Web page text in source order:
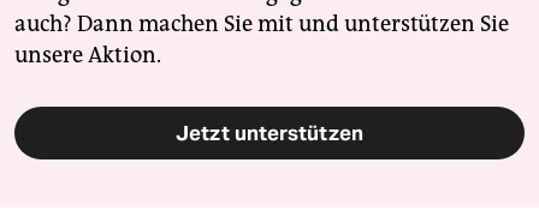
auch? Dann machen Sie mit und unterstützen Sie
unsere Aktion.
Jetzt unterstützen